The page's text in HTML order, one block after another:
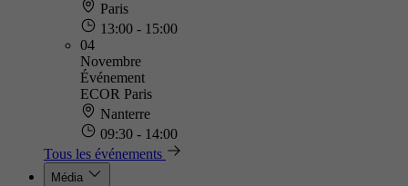
Paris
13:00 - 15:00
04
Novembre
Événement
ECOR Paris
Nanterre
09:30 - 14:00
Tous les événements
Média